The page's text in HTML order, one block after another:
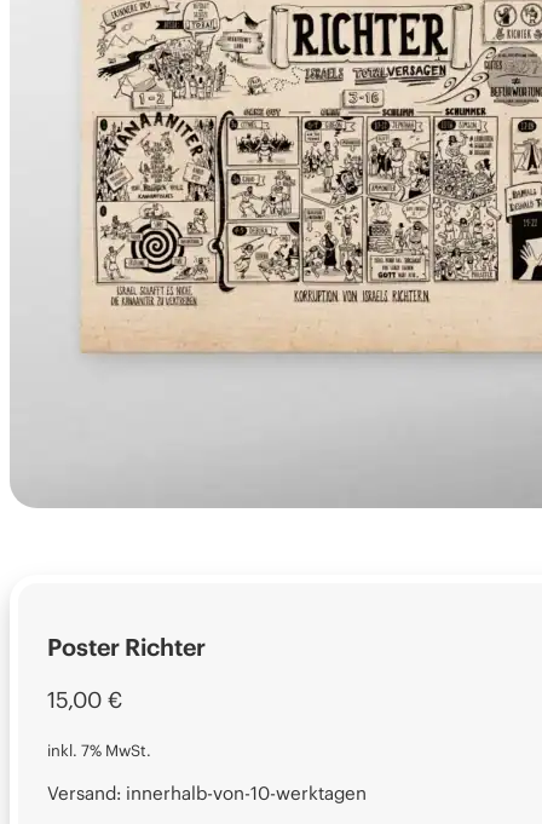
Poster Richter
15,00€
inkl. 7% MwSt.
Versand: innerhalb-von-10-werktagen